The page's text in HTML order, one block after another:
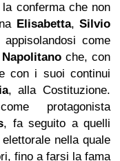
conferma che non
Elisabetta, Silvio
come
Napolitanoche, con
con i suoi continui
, alla Costituzione.
protagonista
, fa seguito a quelli
nella quale
fino a farsi la fama